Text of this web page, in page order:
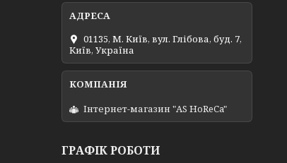
01135, М. Київ, вул. Глібова, буд. 7,
Київ, Україна
Інтернет-магазин "AS HoReCa"
ГРАФІК РОБОТИ